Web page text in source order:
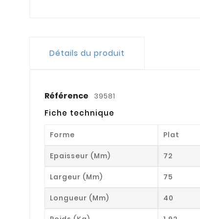
Détails du produit
Référence 39581
Fiche technique
Forme Plat
Epaisseur (mm) 72
Largeur (mm) 75
Longueur (mm) 40